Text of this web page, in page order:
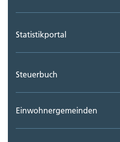
Statistikportal
Steuerbuch
Einwohnergemeinden